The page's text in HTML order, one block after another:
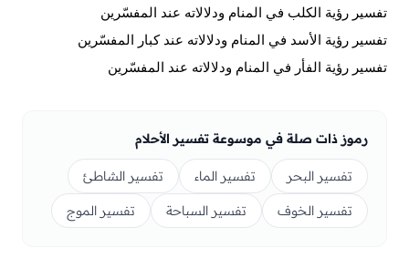
تفسير رؤية الكلب في المنام ودلالاته عند المفسّرين
تفسير رؤية الأسد في المنام ودلالاته عند كبار المفسّرين
تفسير رؤية الفأر في المنام ودلالاته عند المفسّرين
رموز ذات صلة في موسوعة تفسير الأحلام
تفسير البحر تفسير الماء تفسير الشاطئ
تفسير الخوف تفسير السباحة تفسير الموج